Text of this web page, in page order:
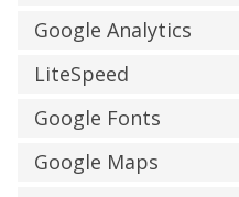
Google Analytics
LiteSpeed
Google Fonts
Google Maps